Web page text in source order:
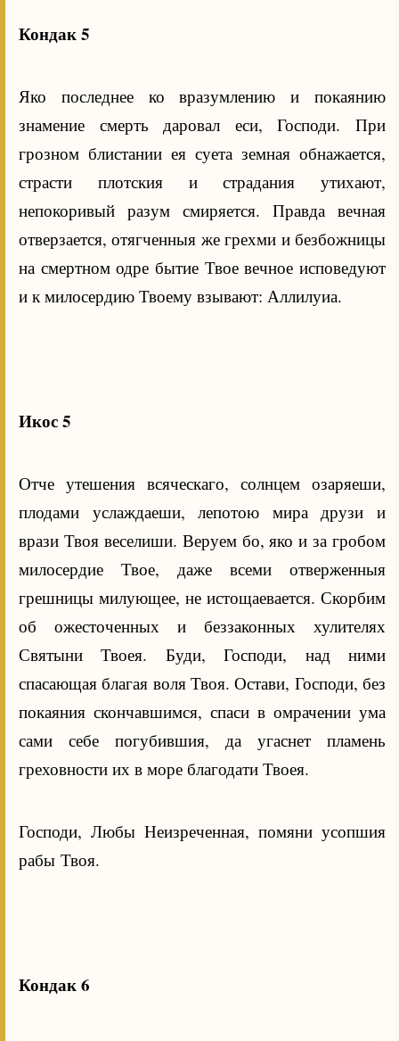
Кондак 5
Яко последнее ко вразумлению и покаянию
знамение смерть даровал еси, Господи. При
грозном блистании ея суета земная обнажается,
страсти плотския и страдания утихают,
непокоривый разум смиряется. Правда вечная
отверзается, отягченныя же грехми и безбожницы
на смертном одре бытие Твое вечное исповедуют
и к милосердию Твоему взывают: Аллилуиа.
Икос 5
Отче утешения всяческаго, солнцем озаряеши,
плодами услаждаеши, лепотою мира друзи и
врази Твоя веселиши. Веруем бо, яко и за гробом
милосердие Твое, даже всеми отверженныя
грешницы милующее, не истощаевается. Скорбим
об ожесточенных и беззаконных хулителях
Святыни Твоея. Буди, Господи, над ними
спасающая благая воля Твоя. Остави, Господи, без
покаяния скончавшимся, спаси в омрачении ума
сами себе погубившия, да угаснет пламень
греховности их в море благодати Твоея.
Господи, Любы Неизреченная, помяни усопшия
рабы Твоя.
Кондак 6